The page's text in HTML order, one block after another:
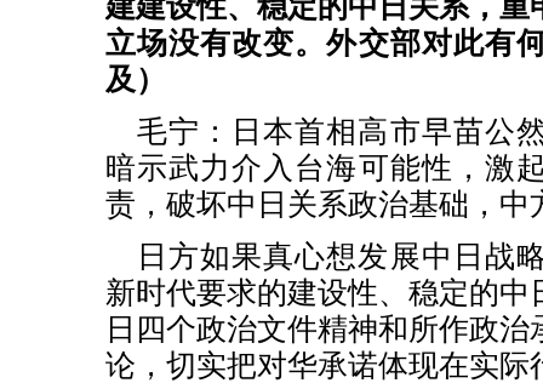
建建设性、稳定的中日关系，重
立场没有改变。外交部对此有
及）
毛宁：日本首相高市早苗公
暗示武力介入台海可能性，激
责，破坏中日关系政治基础，中
日方如果真心想发展中日战
新时代要求的建设性、稳定的中
日四个政治文件精神和所作政
论，切实把对华承诺体现在实际